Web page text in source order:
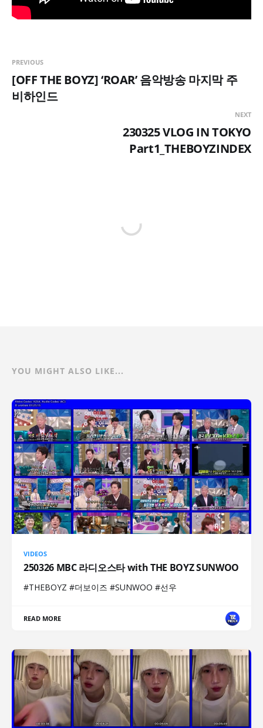
PREVIOUS
[OFF THE BOYZ] ‘ROAR’ 음악방송 마지막 주
비하인드
NEXT
230325 VLOG IN TOKYO
Part1_THEBOYZINDEX
YOU MIGHT ALSO LIKE...
VIDEOS
250326 MBC 라디오스타 with THE BOYZ SUNWOO
#THEBOYZ #더보이즈 #SUNWOO #선우
READ MORE